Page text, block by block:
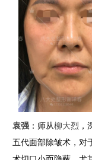
袁强 ：师从柳大烈
五代面部除皱术，对